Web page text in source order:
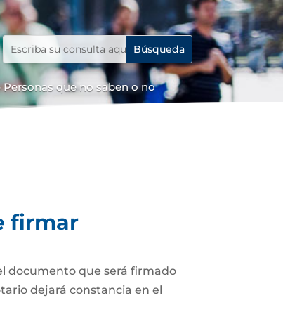
Personas que no saben o no
firmar
documento que será firmado
dejará constancia en el